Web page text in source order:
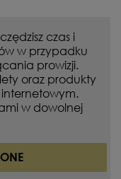
czas i
w przypadku
prowizji.
oraz produkty
w dowolnej